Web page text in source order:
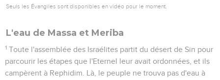
Seuls les Évangiles sont disponibles en vidéo pour le moment.
L'eau de Massa et Meriba
1 Toute l'assemblée des Israélites partit du désert de Sin pour
parcourir les étapes que l'Eternel leur avait ordonnées, et ils
campèrent à Rephidim. Là, le peuple ne trouva pas d'eau à